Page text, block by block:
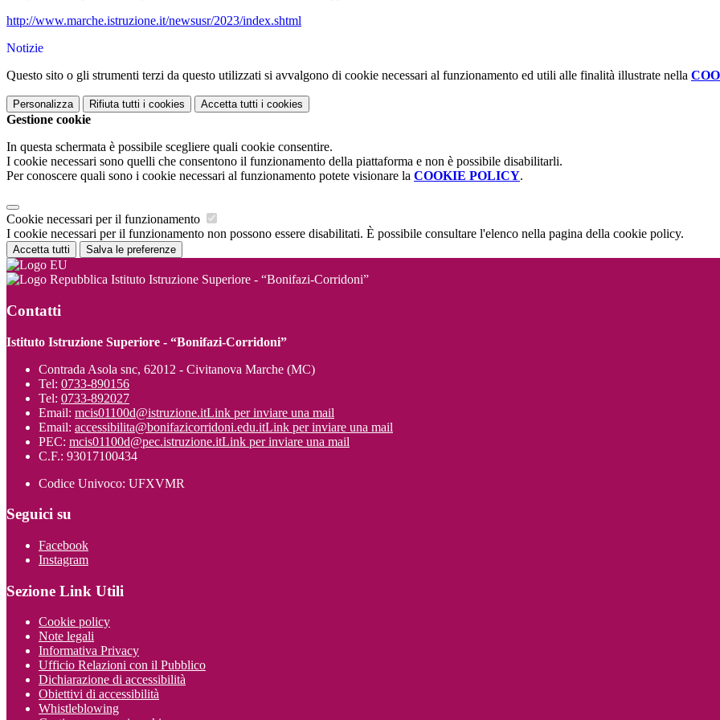
http://www.marche.istruzione.it/newsusr/2023/index.shtml
Notizie
Questo sito o gli strumenti terzi da questo utilizzati si avvalgono di cookie necessari al funzionamento ed utili alle finalità illustrate nella
Personalizza Rifiuta tutti i cookies Accetta tutti i cookies
Gestione cookie
In questa schermata è possibile scegliere quali cookie consentire.
I cookie necessari sono quelli che consentono il funzionamento della piattaforma e non è possibile disabilitarli.
Per conoscere quali sono i cookie necessari al funzionamento potete visionare la COOKIE POLICY.
Cookie necessari per il funzionamento
I cookie necessari per il funzionamento non possono essere disabilitati. È possibile consultare l'elenco nella pagina della cookie policy.
Accetta tutti Salva le preferenze
Istituto Istruzione Superiore - “Bonifazi-Corridoni”
Contatti
Istituto Istruzione Superiore - “Bonifazi-Corridoni”
Contrada Asola snc, 62012 - Civitanova Marche (MC)
Tel: 0733-890156
Tel: 0733-892027
Email: mcis01100d@istruzione.itLink per inviare una mail
Email: accessibilita@bonifazicorridoni.edu.itLink per inviare una mail
PEC: mcis01100d@pec.istruzione.itLink per inviare una mail
C.F.: 93017100434
Codice Univoco: UFXVMR
Seguici su
Facebook
Instagram
Sezione Link Utili
Cookie policy
Note legali
Informativa Privacy
Ufficio Relazioni con il Pubblico
Dichiarazione di accessibilità
Obiettivi di accessibilità
Whistleblowing